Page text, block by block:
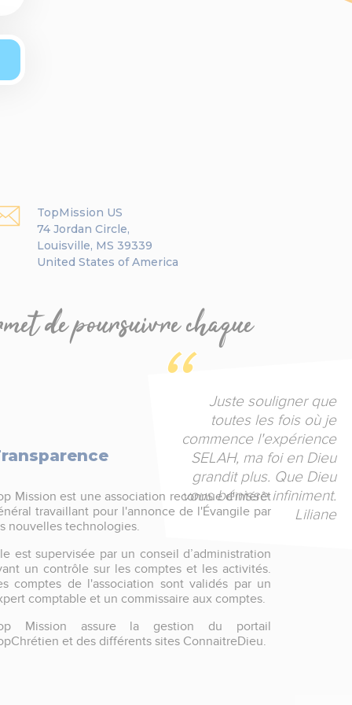
Juste souligner que
toutes les fois où je
commence l'expérience
SELAH, ma foi en Dieu
grandit plus. Que Dieu
vous bénisse infiniment.
Liliane
TopMission US
74 Jordan Circle,
Louisville, MS 39339
United States of America
de poursuivre chaque
Mission est une association reconnue d'intérêt
travaillant pour l'annonce de l'Évangile par
nouvelles technologies.
est supervisée par un conseil d’administration
un contrôle sur les comptes et les activités.
comptes de l'association sont validés par un
comptable et un commissaire aux comptes.
Mission assure la gestion du portail
et des différents sites ConnaitreDieu.